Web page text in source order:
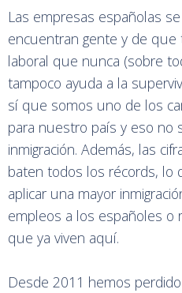
Las empresas españolas
encuentran gente y de que
laboral que nunca (sobre
tampoco ayuda a la
sí que somos uno de los
para nuestro país y eso no
inmigración. Además, las
baten todos los récords, lo
aplicar una mayor
empleos a los españoles o
que ya viven aquí.
Desde 2011 hemos